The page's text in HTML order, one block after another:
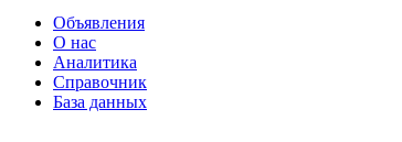
Объявления
О нас
Аналитика
Справочник
База данных